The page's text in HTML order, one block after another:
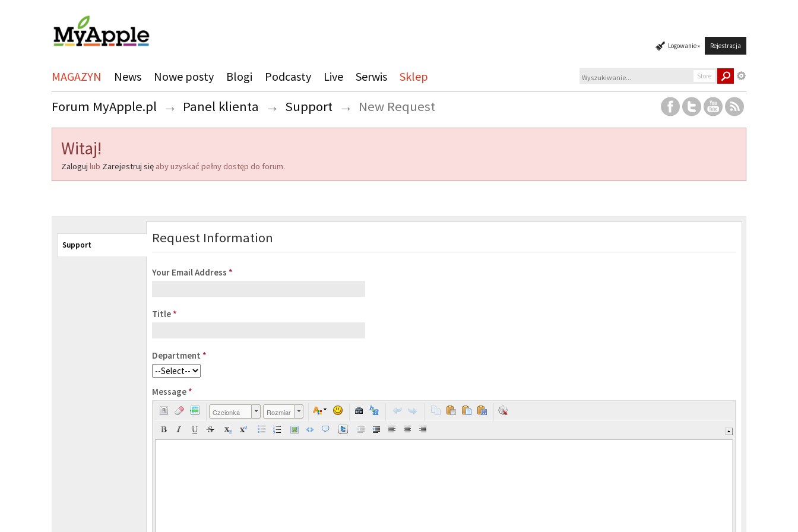
Logowanie » Rejestracja
MAGAZYN News Nowe posty Blogi Podcasty Live Serwis Sklep Store
Forum MyApple.pl → Panel klienta → Support → New Request
Witaj!
Zaloguj lub Zarejestruj się aby uzyskać pełny dostęp do forum.
Support Request Information
Your Email Address *
Title *
Department *
Message *
Czcionka Rozmiar